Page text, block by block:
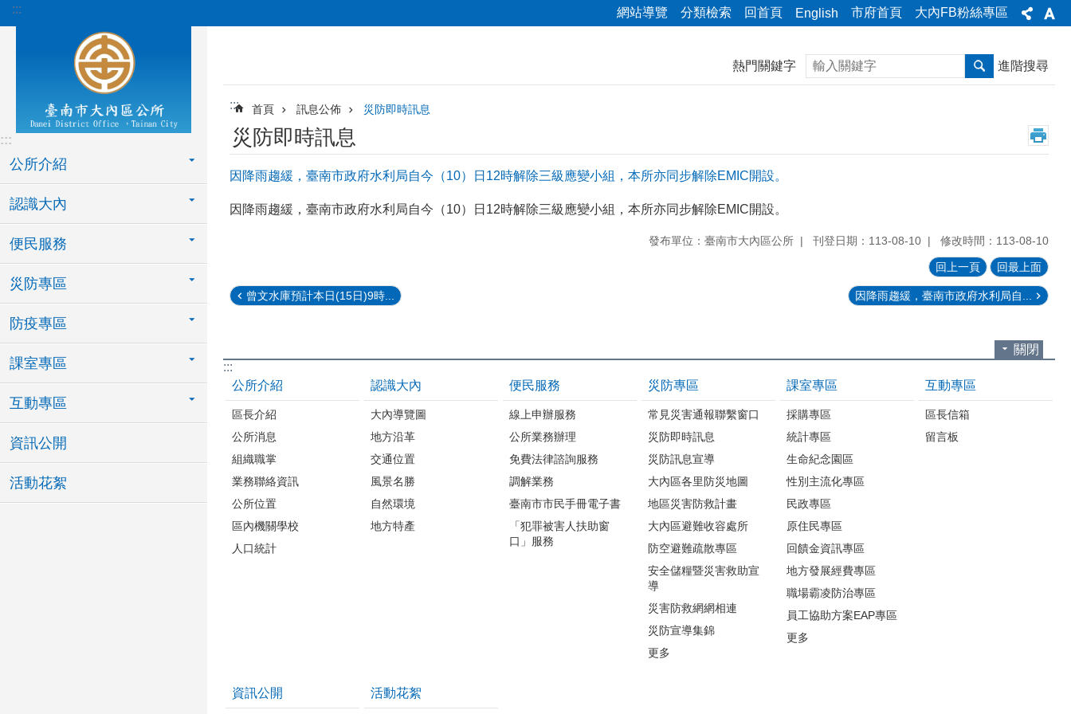
跳到主要內容區塊
::: 網站導覽 分類檢索 回首頁 English 市府首頁 大內FB粉絲專區
:::
公所介紹
認識大內
便民服務
災防專區
防疫專區
課室專區
互動專區
資訊公開
活動花絮
熱門關鍵字 搜尋 進階搜尋
::: 首頁 訊息公佈 災防即時訊息
災防即時訊息
因降雨趨緩，臺南市政府水利局自今（10）日12時解除三級應變小組，本所亦同步解除EMIC開設。
因降雨趨緩，臺南市政府水利局自今（10）日12時解除三級應變小組，本所亦同步解除EMIC開設。
發布單位：臺南市大內區公所 刊登日期：113-08-10 修改時間：113-08-10
回上一頁 回最上面
曾文水庫預計本日(15日)9時... 因降雨趨緩，臺南市政府水利局自...
關閉
:::
公所介紹
區長介紹
公所消息
組織職掌
業務聯絡資訊
公所位置
區內機關學校
人口統計
認識大內
大內導覽圖
地方沿革
交通位置
風景名勝
自然環境
地方特產
便民服務
線上申辦服務
公所業務辦理
免費法律諮詢服務
調解業務
臺南市市民手冊電子書
「犯罪被害人扶助窗
口」服務
災防專區
常見災害通報聯繫窗口
災防即時訊息
災防訊息宣導
大內區各里防災地圖
地區災害防救計畫
大內區避難收容處所
防空避難疏散專區
安全儲糧暨災害救助宣
導
災害防救網網相連
災防宣導集錦
更多
課室專區
採購專區
統計專區
生命紀念園區
性別主流化專區
民政專區
原住民專區
回饋金資訊專區
地方發展經費專區
職場霸凌防治專區
員工協助方案EAP專區
更多
互動專區
區長信箱
留言板
資訊公開 活動花絮